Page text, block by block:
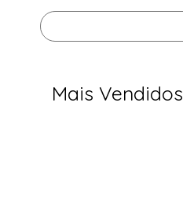
Mais Vendidos